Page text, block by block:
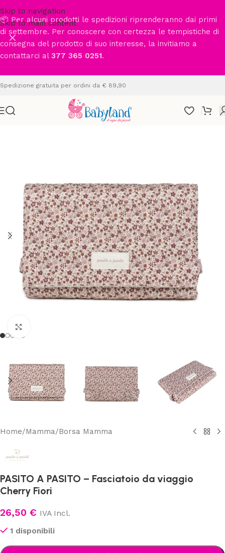
Skip to navigation
Skip to main content
📦 Per alcuni prodotti le spedizioni riprenderanno dai primi
di settembre. Per conoscere con certezza le tempistiche di
consegna del prodotto di suo interesse, la invitiamo a
contattarci al 377 365 0251.
Spedizione gratuita per ordini da € 89,90
Home/Mamma/Borsa Mamma
PASITO A PASITO – Fasciatoio da viaggio
Cherry Fiori
26,50 € IVA Incl.
1 disponibili